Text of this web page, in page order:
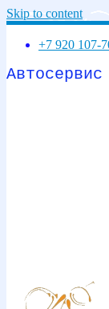
Skip to content
+7 920 107-